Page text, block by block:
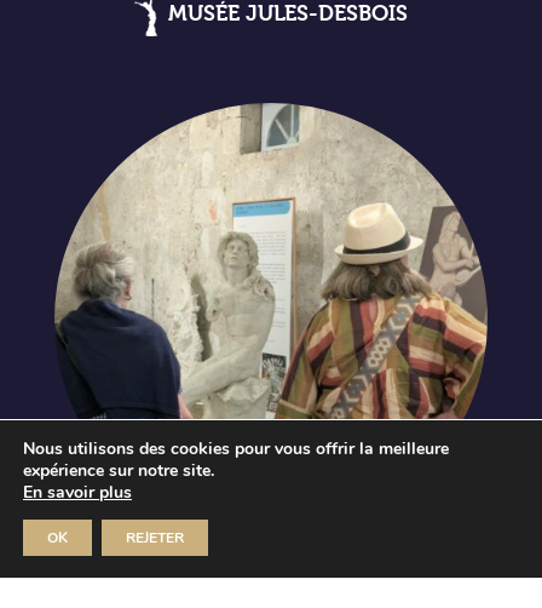
MUSÉE JULES-DESBOIS
Journées européennes du
Orphée, l’œuvre retrouvée de
Nous utilisons des cookies pour vous offrir la meilleure
expérience sur notre site.
En savoir plus
OK REJETER